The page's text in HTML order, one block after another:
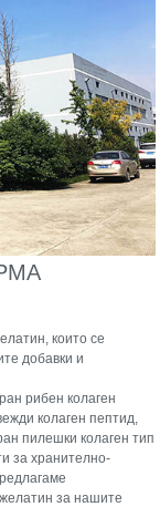
които се
добавки и
рибен колаген
колаген пептид,
пилешки колаген тип
за хранително-
за нашите